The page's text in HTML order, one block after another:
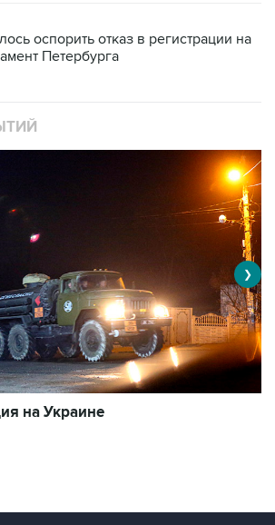
оспорить отказ в регистрации на
Петербурга
на Украине
❯